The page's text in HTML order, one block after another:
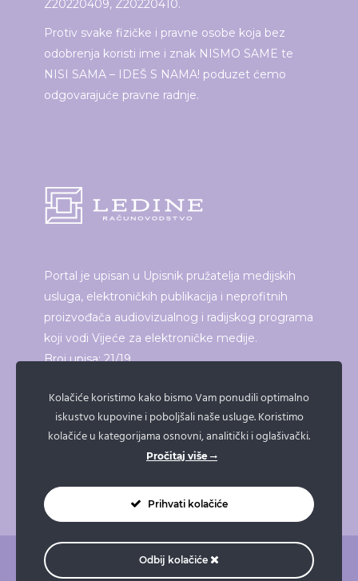
Z20220409, Z20220410.
Protiv svake fizičke i pravne osobe koja bez
odobrenja koristi ime i znak NISMO SAME te
NISI SAMA – IDEŠ S NAMA! poduzet ćemo
odgovarajuće pravne radnje.
Portal je upisan u Upisnik pružatelja medijskih
usluga, elektroničkih publikacija i neprofitnih
proizvođača audiovizualnog i radijskog programa
koji vodi Vijeće za elektroničke medije.
Broj upisa: 21/19
ISPRINTAJ ČLANAK
Kolačiće koristimo kako bismo Vam ponudili optimalno
iskustvo kupovine i poboljšali naše usluge. Koristimo
kolačiće u kategorijama osnovni, analitički i oglašivački.
Pročitaj više
Prihvati kolačiće
Odbij kolačiće